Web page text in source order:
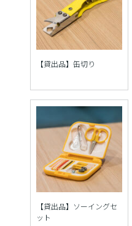
【貸出品】缶切り
【貸出品】ソーイングセ
ット